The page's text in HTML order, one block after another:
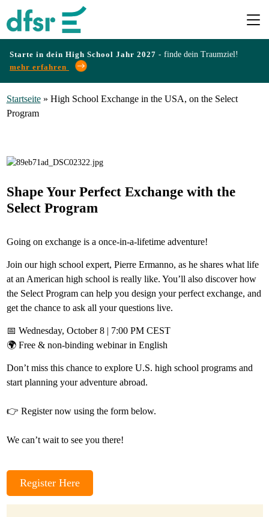
Starte in dein High School Jahr 2027 - finde dein Traumziel!
mehr erfahren
Infos
&
Erfahrungen
Preise
Gastfamilie
werden
Startseite» High School Exchange in the USA, on the Select
Program
Shape Your Perfect Exchange with the
Select Program
Going on exchange is a once-in-a-lifetime adventure!
Join our high school expert, Pierre Ermanno, as he shares what life
at an American high school is really like. You’ll also discover how
the Select Program can help you design your perfect exchange, and
get the chance to ask all your questions live.
📅 Wednesday, October 8 | 7:00 PM CEST
🌍 Free & non-binding webinar in English
Don’t miss this chance to explore U.S. high school programs and
start planning your adventure abroad.
👉 Register now using the form below.
We can’t wait to see you there!
Register Here